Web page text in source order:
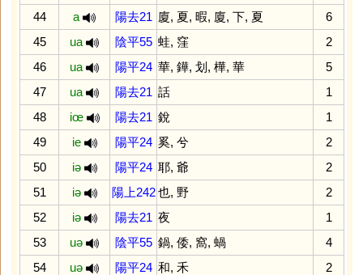
44
a 陽去21 廈, 夏, 暇, 廈, 下, 夏
6
45
ua 陰平55 蛙, 窪
2
46
ua 陽平24 華, 鏵, 划, 樺, 華
5
47
ua 陽去21 話
1
48
iœ 陽去21 銳
1
49
ie 陽平24 奚, 兮
2
50
iə 陽平24 耶, 爺
2
51
iə 陽上242 也, 野
2
52
iə 陽去21 夜
1
53
uə 陰平55 鍋, 倭, 窩, 蝸
4
54
uə 陽平24 和, 禾
2